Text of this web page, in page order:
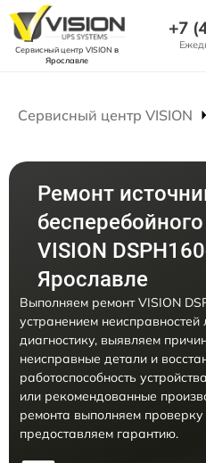
Сервисный центр VISION в
Ярославле
+7
Сервисный центр VISION
Ремонт
VISION
Ярославле
Выполняем ремонт VISION
устранением
диагностику, выявляем
неисправные детали и
работоспособность
или рекомендованные
ремонта выполняем
предоставляем гарантию.